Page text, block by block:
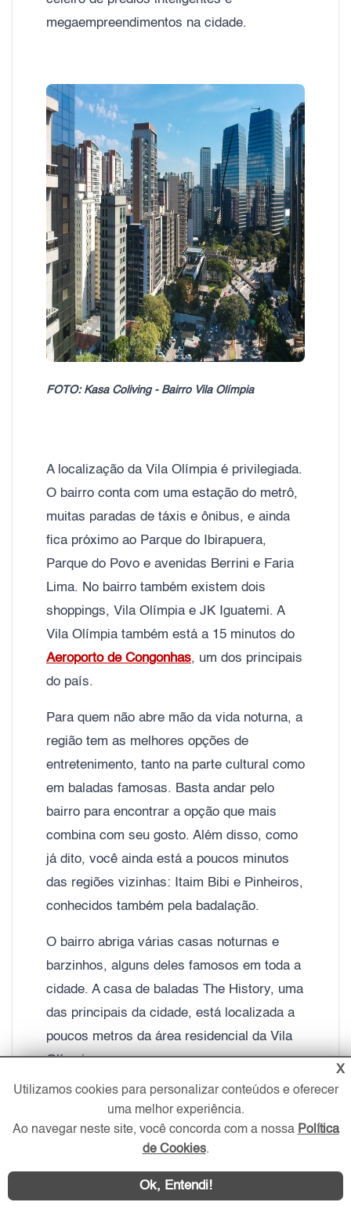
megaempreendimentos na cidade.
FOTO: Kasa Coliving - Bairro Vila Olímpia
A localização da Vila Olímpia é privilegiada.
O bairro conta com uma estação do metrô,
muitas paradas de táxis e ônibus, e ainda
fica próximo ao Parque do Ibirapuera,
Parque do Povo e avenidas Berrini e Faria
Lima. No bairro também existem dois
shoppings, Vila Olímpia e JK Iguatemi. A
Vila Olímpia também está a 15 minutos do
Aeroporto de Congonhas, um dos principais
do país.
Para quem não abre mão da vida noturna, a
região tem as melhores opções de
entretenimento, tanto na parte cultural como
em baladas famosas. Basta andar pelo
bairro para encontrar a opção que mais
combina com seu gosto. Além disso, como
já dito, você ainda está a poucos minutos
das regiões vizinhas: Itaim Bibi e Pinheiros,
conhecidos também pela badalação.
O bairro abriga várias casas noturnas e
barzinhos, alguns deles famosos em toda a
cidade. A casa de baladas The History, uma
das principais da cidade, está localizada a
poucos metros da área residencial da Vila
Olímpia.
Outro motivo para morar na Vila Olímpia é
a praticidade. O bairro conta com dois
shoppings, o JK Iguatemi e o Vila Olímpia e
farmácias e lojas variadas aos arredores.
X
Utilizamos cookies para personalizar conteúdos e oferecer
uma melhor experiência.
Ao navegar neste site, você concorda com a nossa Política
de Cookies.
Ok, Entendi!